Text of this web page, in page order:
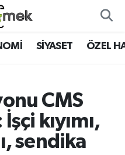
SİYASET ÖZEL
CMS
kıyımı,
sendika